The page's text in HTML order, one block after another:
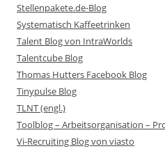
Stellenpakete.de-Blog
Systematisch Kaffeetrinken
Talent Blog von IntraWorlds
Talentcube Blog
Thomas Hutters Facebook Blog
Tinypulse Blog
TLNT (engl.)
Toolblog – Arbeitsorganisation –
Vi-Recruiting Blog von viasto